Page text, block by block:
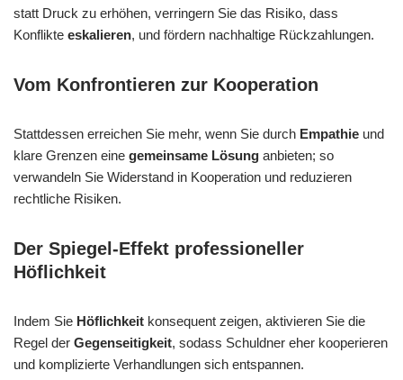
statt Druck zu erhöhen, verringern Sie das Risiko, dass
Konflikte eskalieren, und fördern nachhaltige Rückzahlungen.
Vom Konfrontieren zur Kooperation
Stattdessen erreichen Sie mehr, wenn Sie durch Empathie und
klare Grenzen eine gemeinsame Lösung anbieten; so
verwandeln Sie Widerstand in Kooperation und reduzieren
rechtliche Risiken.
Der Spiegel-Effekt professioneller
Höflichkeit
Indem Sie Höflichkeit konsequent zeigen, aktivieren Sie die
Regel der Gegenseitigkeit, sodass Schuldner eher kooperieren
und komplizierte Verhandlungen sich entspannen.